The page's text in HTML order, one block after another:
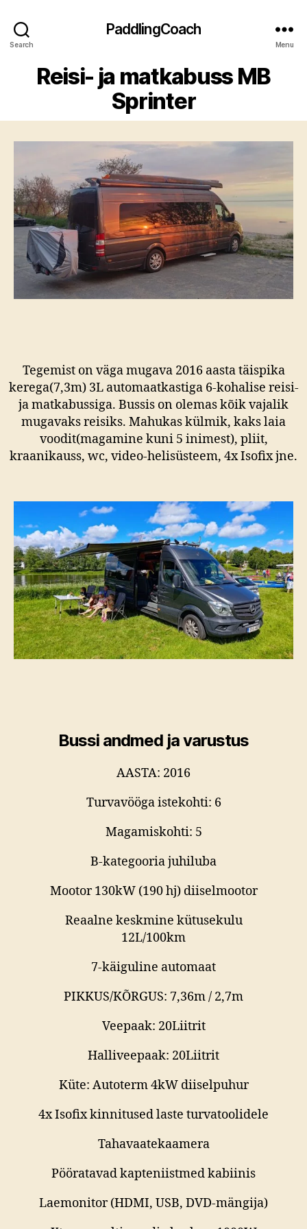
Search
PaddlingCoach
Menu
Reisi- ja matkabuss MB
Sprinter
Tegemist on väga mugava 2016 aasta täispika
kerega(7,3m) 3L automaatkastiga 6-kohalise reisi-
ja matkabussiga. Bussis on olemas kõik vajalik
mugavaks reisiks. Mahukas külmik, kaks laia
voodit(magamine kuni 5 inimest), pliit,
kraanikauss, wc, video-helisüsteem, 4x Isofix jne.
Bussi andmed ja varustus
AASTA: 2016
Turvavööga istekohti: 6
Magamiskohti: 5
B-kategooria juhiluba
Mootor 130kW (190 hj) diiselmootor
Reaalne keskmine kütusekulu
12L/100km
7-käiguline automaat
PIKKUS/KÕRGUS: 7,36m / 2,7m
Veepaak: 20Liitrit
Halliveepaak: 20Liitrit
Küte: Autoterm 4kW diiselpuhur
4x Isofix kinnitused laste turvatoolidele
Tahavaatekaamera
Pööratavad kapteniistmed kabiinis
Laemonitor (HDMI, USB, DVD-mängija)